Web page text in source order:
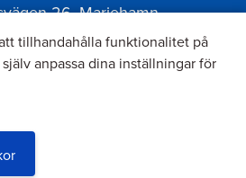
26, Mariehamn
22111 Mariehamn
tillhandahålla funktionalitet på
anpassa dina inställningar för